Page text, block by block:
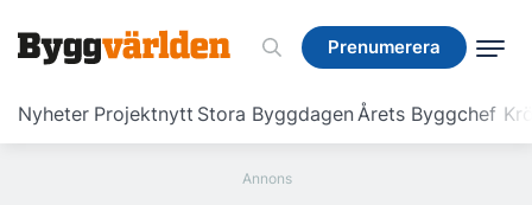
Prenumerera
Nyheter Projektnytt Stora ByggdagenÅrets Byggchef
Prenumerera